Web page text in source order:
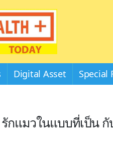
Digital Asset Special
กแมวในแบบที่เป็น